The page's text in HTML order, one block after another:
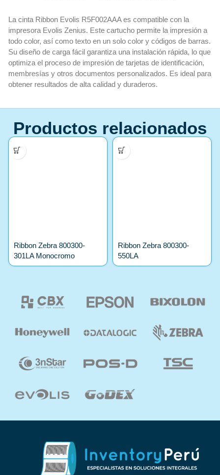
La cinta Ribbon Evolis R5F002AAA es compatible con la
impresora Evolis Zenius. Este cartucho permite la impresión a
todo color, así como texto en un solo color y códigos de barras.
Su diseño de carga fácil garantiza una instalación rápida, lo que
optimiza el proceso de impresión de tarjetas de identificación,
membresías y otros documentos personalizados. Es ideal para
obtener resultados de alta calidad y duraderos.
Productos relacionados
Ribbon Zebra 800300-
301LA Monocromo
Ribbon Zebra 800300-
550LA